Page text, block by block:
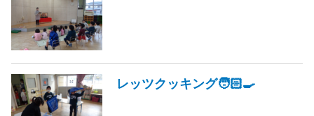
レッツクッキング🧑🏻‍🍳